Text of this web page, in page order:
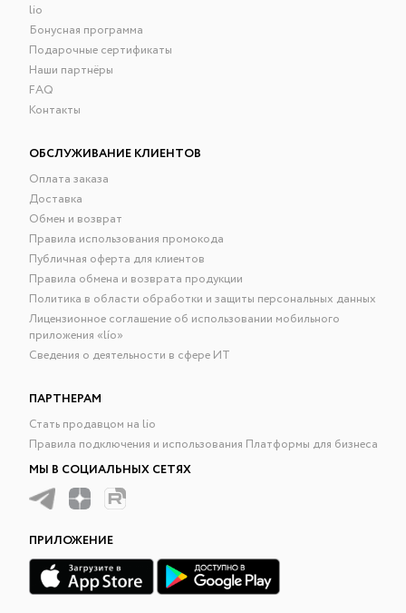
lio
Бонусная программа
Подарочные сертификаты
Наши партнёры
FAQ
Контакты
ОБСЛУЖИВАНИЕ КЛИЕНТОВ
Оплата заказа
Доставка
Обмен и возврат
Правила использования промокода
Публичная оферта для клиентов
Правила обмена и возврата продукции
Политика в области обработки и защиты персональных данных
Лицензионное соглашение об использовании мобильного
приложения «lío»
Сведения о деятельности в сфере ИТ
ПАРТНЕРАМ
Стать продавцом на lio
Правила подключения и использования Платформы для бизнеса
МЫ В СОЦИАЛЬНЫХ СЕТЯХ
ПРИЛОЖЕНИЕ